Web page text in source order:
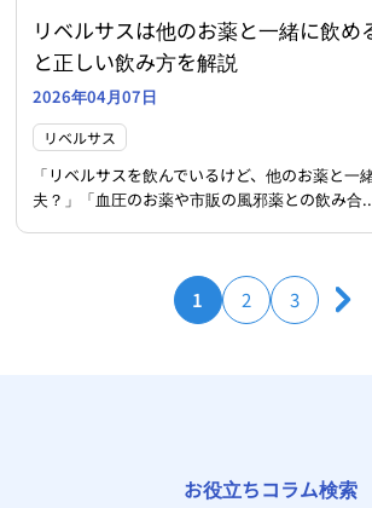
リベルサスは他のお薬と一緒に飲め
と正しい飲み方を解説
2026年04月07日
リベルサス
「リベルサスを飲んでいるけど、他のお薬と一
夫？」「血圧のお薬や市販の風邪薬との飲み合
1 2 3
お役立ちコラム検索